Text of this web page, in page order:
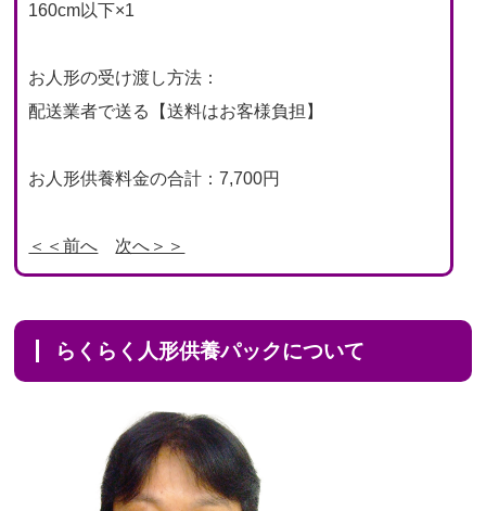
160cm以下×1
お人形の受け渡し方法：
配送業者で送る【送料はお客様負担】
お人形供養料金の合計：7,700円
＜＜前へ 次へ＞＞
らくらく人形供養パックについて